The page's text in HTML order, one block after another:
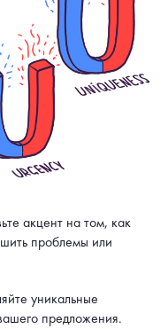
акцент на том, как
проблемы или
уникальные
предложения.